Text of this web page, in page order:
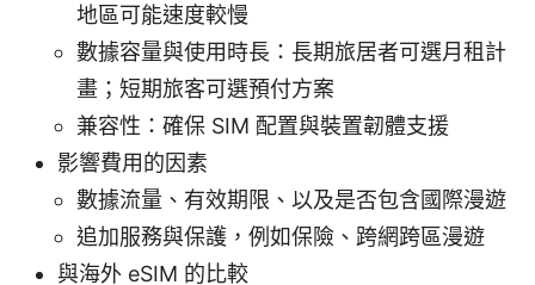
地區可能速度較慢
數據容量與使用時長：長期旅居者可選月租計
畫；短期旅客可選預付方案
兼容性：確保 SIM 配置與裝置韌體支援
影響費用的因素
數據流量、有效期限、以及是否包含國際漫遊
追加服務與保護，例如保險、跨網跨區漫遊
與海外 eSIM 的比較